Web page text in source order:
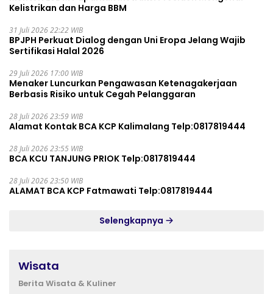
Kelistrikan dan Harga BBM
31 Juli 2026 22:22 WIB
BPJPH Perkuat Dialog dengan Uni Eropa Jelang Wajib
Sertifikasi Halal 2026
29 Juli 2026 17:00 WIB
Menaker Luncurkan Pengawasan Ketenagakerjaan
Berbasis Risiko untuk Cegah Pelanggaran
28 Juli 2026 23:59 WIB
Alamat Kontak BCA KCP Kalimalang Telp:0817819444
28 Juli 2026 23:55 WIB
BCA KCU TANJUNG PRIOK Telp:0817819444
28 Juli 2026 23:50 WIB
ALAMAT BCA KCP Fatmawati Telp:0817819444
Selengkapnya
Wisata
Berita Wisata & Kuliner